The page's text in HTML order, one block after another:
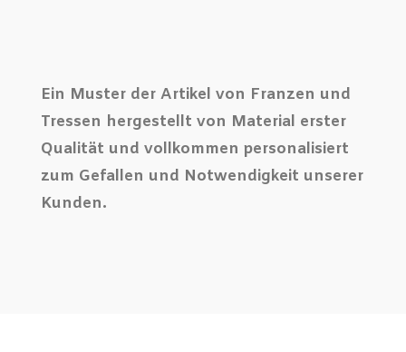
Ein Muster der Artikel von Franzen und
Tressen hergestellt von Material erster
Qualität und vollkommen personalisiert
zum Gefallen und Notwendigkeit unserer
Kunden.